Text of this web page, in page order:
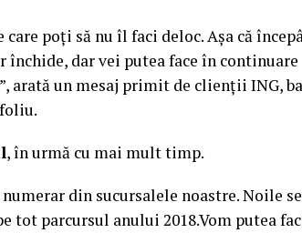
poţi să nu îl faci deloc. Aşa că
închide, dar vei putea face în continuare
un mesaj primit de clienţii ING,
, în urmă cu mai mult timp.
din sucursalele noastre. Noile
tot parcursul anului 2018.Vom putea